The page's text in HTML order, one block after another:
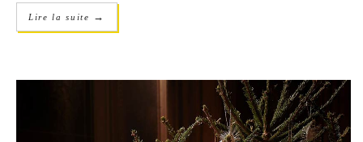
Lire la suite →